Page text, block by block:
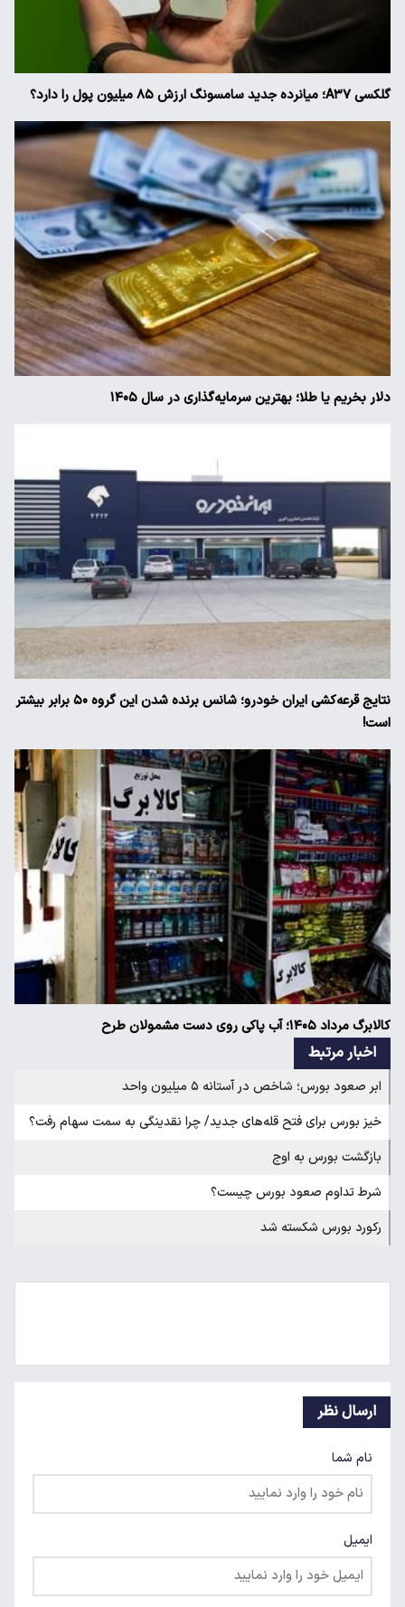
گلکسی A۳۷؛ میانرده جدید سامسونگ ارزش ۸۵ میلیون پول را دارد؟
دلار بخریم یا طلا؛ بهترین سرمایه‌گذاری در سال ۱۴۰۵
نتایج قرعه‌کشی ایران خودرو؛ شانس برنده شدن این گروه ۵۰ برابر بیشتر
است!
کالابرگ مرداد ۱۴۰۵؛ آب پاکی روی دست مشمولان طرح
اخبار مرتبط
ابر صعود بورس؛ شاخص در آستانه ۵ میلیون واحد
خیز بورس برای فتح قله‌های جدید/ چرا نقدینگی به سمت سهام رفت؟
بازگشت بورس به اوج
شرط تداوم صعود بورس چیست؟
رکورد بورس شکسته شد
ارسال نظر
نام شما
ایمیل